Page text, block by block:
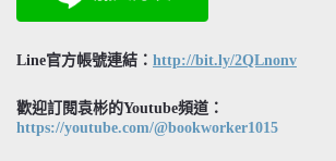
Line官方帳號連結： http://bit.ly/2QLnonv
歡迎訂閱袁彬的Youtube頻道：
https://youtube.com/@bookworker1015